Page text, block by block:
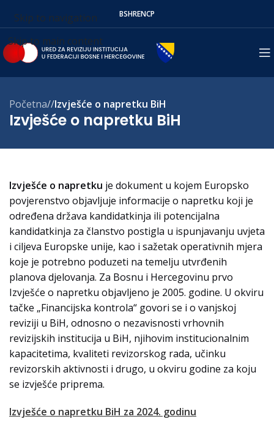
Skip to navigation
Skip to main content
BSHRENСР
Izvješće o napretku BiH
Početna/ Izvješće o napretku BiH
Izvješće o napretku je dokument u kojem Europsko
povjerenstvo objavljuje informacije o napretku koji je
određena država kandidatkinja ili potencijalna
kandidatkinja za članstvo postigla u ispunjavanju uvjeta
i ciljeva Europske unije, kao i sažetak operativnih mjera
koje je potrebno poduzeti na temelju utvrđenih
planova djelovanja. Za Bosnu i Hercegovinu prvo
Izvješće o napretku objavljeno je 2005. godine. U okviru
tačke „Financijska kontrola“ govori se i o vanjskoj
reviziji u BiH, odnosno o nezavisnosti vrhovnih
revizijskih institucija u BiH, njihovim institucionalnim
kapacitetima, kvaliteti revizorskog rada, učinku
revizorskih aktivnosti i drugo, u okviru godine za koju
se izvješće priprema.
Izvješće o napretku BiH za 2024. godinu